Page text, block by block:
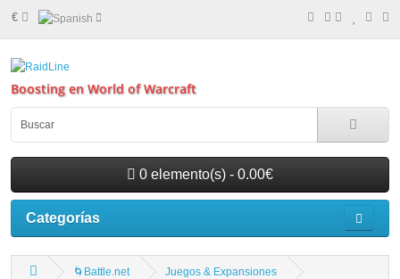
€
Boosting en World of Warcraft
0 elemento(s) - 0.00€
Categorías
🌀Battle.net Juegos & Expansiones